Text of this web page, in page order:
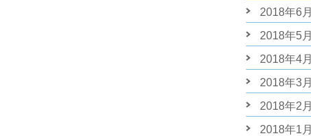
2018年6月
2018年5月
2018年4月
2018年3月
2018年2月
2018年1月